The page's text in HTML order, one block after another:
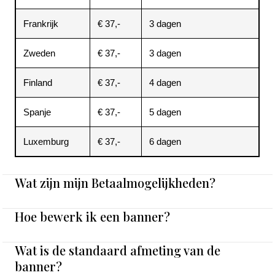
Frankrijk € 37,- 3 dagen
Zweden € 37,- 3 dagen
Finland € 37,- 4 dagen
Spanje € 37,- 5 dagen
Luxemburg € 37,- 6 dagen
Wat zijn mijn Betaalmogelijkheden?
Hoe bewerk ik een banner?
Wat is de standaard afmeting van de
banner?